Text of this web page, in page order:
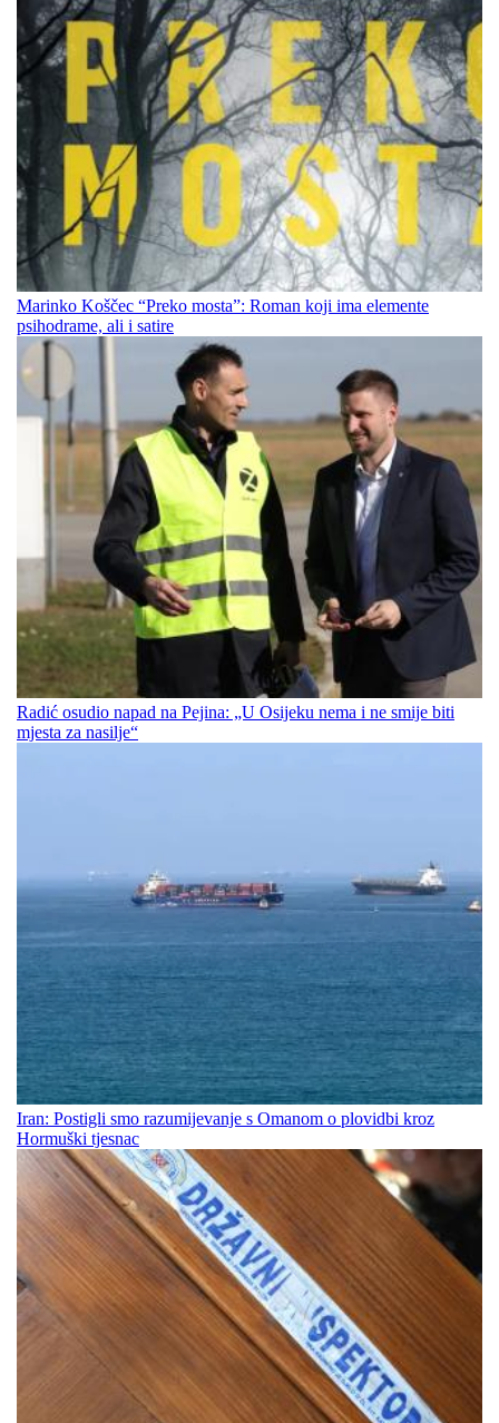
Marinko Koščec “Preko mosta”: Roman koji ima elemente
psihodrame, ali i satire
Radić osudio napad na Pejina: „U Osijeku nema i ne smije biti
mjesta za nasilje“
Iran: Postigli smo razumijevanje s Omanom o plovidbi kroz
Hormuški tjesnac